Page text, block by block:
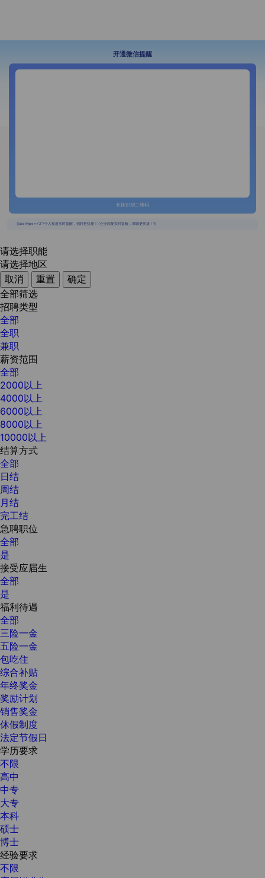
开通微信提醒
长按识别二维码
{{usertype=='2'?'个人投递实时提醒，招聘更快捷！':'企业回复实时提醒，求职更快捷！'}}
请选择职能
请选择地区
取消
重置
确定
全部筛选
招聘类型
全部
全职
兼职
薪资范围
全部
2000以上
4000以上
6000以上
8000以上
10000以上
结算方式
全部
日结
周结
月结
完工结
急聘职位
全部
是
接受应届生
全部
是
福利待遇
全部
三险一金
五险一金
包吃住
综合补贴
年终奖金
奖励计划
销售奖金
休假制度
法定节假日
学历要求
不限
高中
中专
大专
本科
硕士
博士
经验要求
不限